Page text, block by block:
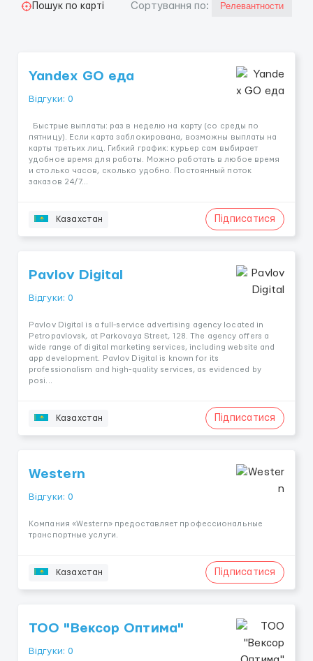
Пошук по карті Сортування по:
Yandex GO еда
Відгуки: 0
Быстрые выплаты: раз в неделю на карту (со среды по
пятницу). Если карта заблокирована, возможны выплаты на
карты третьих лиц. Гибкий график: курьер сам выбирает
удобное время для работы. Можно работать в любое время
и столько часов, сколько удобно. Постоянный поток
заказов 24/7...
Казахстан Підписатися
Pavlov Digital
Відгуки: 0
Pavlov Digital is a full-service advertising agency located in
Petropavlovsk, at Parkovaya Street, 128. The agency offers a
wide range of digital marketing services, including website and
app development. Pavlov Digital is known for its
professionalism and high-quality services, as evidenced by
posi...
Казахстан Підписатися
Western
Відгуки: 0
Компания «Western» предоставляет профессиональные
транспортные услуги.
Казахстан Підписатися
ТОО "Вексор Оптима"
Відгуки: 0